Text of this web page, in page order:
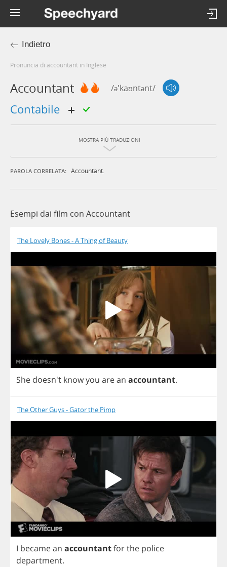
Indietro
Pronuncia di accountant in Inglese
Accountant /ə'kaʊntənt/
contabile
MOSTRA PIÙ TRADUZIONI
PAROLA CORRELATA: Accountant.
Esempi dai film con Accountant
The Lovely Bones - A Thing of Beauty
She doesn't knowyou arean accountant.
The Other Guys - Gator the Pimp
I becamean accountantforthe police
department.